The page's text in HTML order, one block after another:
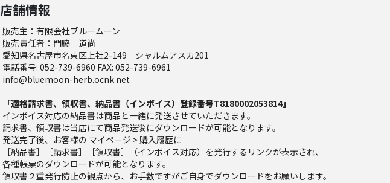
店舗情報
販売主：有限会社ブルームーン
販売責任者：門脇 道尚
愛知県名古屋市名東区上社2-149 シャルムアスカ201
電話番号: 052-739-6960 FAX: 052-739-6961
info@bluemoon-herb.ocnk.net
「適格請求書、領収書、納品書（インボイス）登録番号T8180002053814」
インボイス対応の納品書は商品と一緒に発送させていただきます。
請求書、領収書は当店にて商品発送後にダウンロードが可能となります。
発送完了後、お客様の マイページ > 購入履歴に
［納品書］［請求書］［領収書］（インボイス対応）を発行するリンクが表示され、
各種帳票のダウンロードが可能となります。
領収書２重発行防止の観点から、お手数ですがご自身でダウンロードをお願いします。